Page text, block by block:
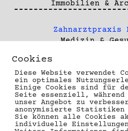
Immobilien &
Medizin &
Medizin &
Cookies
Diese Website verwendet
ein optimales
Einige Cookies sind für
Seite essenziell, während
unser Angebot zu
anonymisierte
Sie können alle Cookies
individuelle Einstellungen